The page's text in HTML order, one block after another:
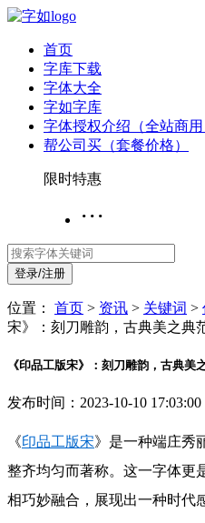
首页
字库下载
字体大全
字如字库
字体授权介绍（全站商用
帮公司买（套餐价格）
限时特惠
···
登录/注册
位置： 首页 > 资讯 > 关键词 >
宋》：刻刀雕韵，古典美之典
《印品工版宋》：刻刀雕韵，古典美
发布时间：2023-10-10 17:03:00
《印品工版宋》是一种端庄秀
整齐均匀而著称。这一字体更
相巧妙融合，展现出一种时代